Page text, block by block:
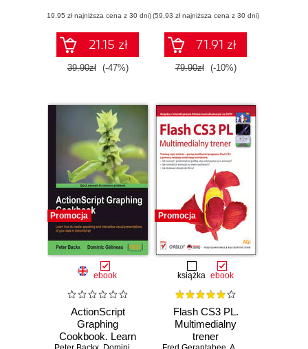
(19,95 zł najniższa cena z 30 dni)
21.15 zł
39.90zł (-47%)
games using
Box2D with this
book and
(59,93 zł najniższa cena z 30 dni)
71.91 zł
79.90zł (-10%)
Promocja
ebook
ActionScript
Graphing
Cookbook. Learn
Promocja
książka ebook
Flash CS3 PL.
Multimedialny
trener